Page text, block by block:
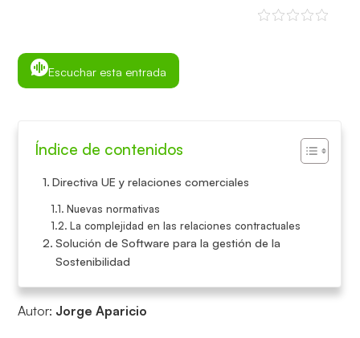
Escuchar esta entrada
Índice de contenidos
Directiva UE y relaciones comerciales
Nuevas normativas
La complejidad en las relaciones contractuales
Solución de Software para la gestión de la
Sostenibilidad
Autor: Jorge Aparicio